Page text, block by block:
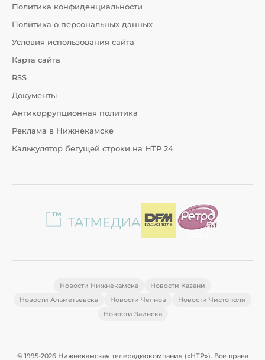
Политика конфиденциальности
Политика о персональных данных
Условия использования сайта
Карта сайта
RSS
Документы
Антикоррупционная политика
Реклама в Нижнекамске
Калькулятор бегущей строки на НТР 24
Новости Нижнекамска
Новости Казани
Новости Альметьевска
Новости Челнов
Новости Чистополя
Новости Заинска
© 1995-2026 Нижнекамская телерадиокомпания («НТР»). Все права